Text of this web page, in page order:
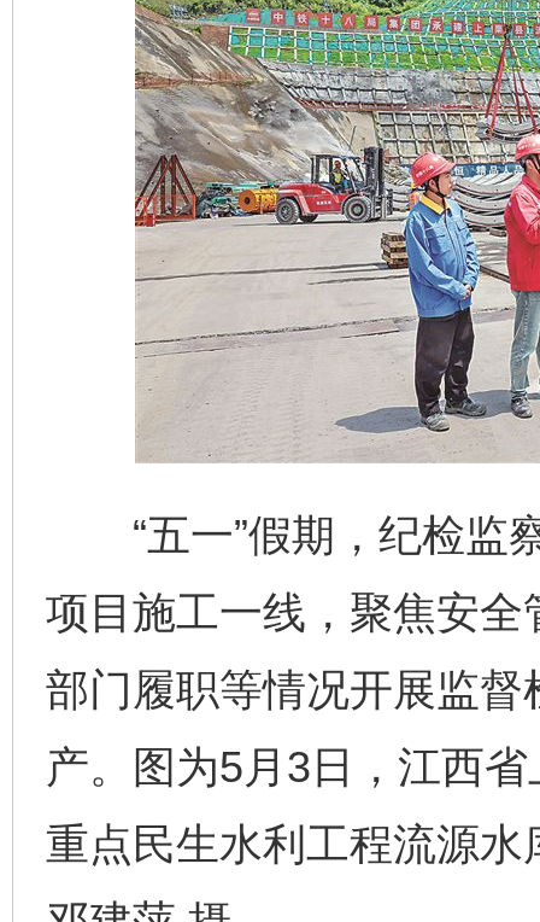
“五一”假期，纪检监
项目施工一线，聚焦安
部门履职等情况开展监
产。图为5月3日，江西
重点民生水利工程流源